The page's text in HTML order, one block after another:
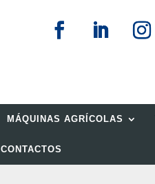
MÁQUINAS AGRÍCOLAS
CONTACTOS